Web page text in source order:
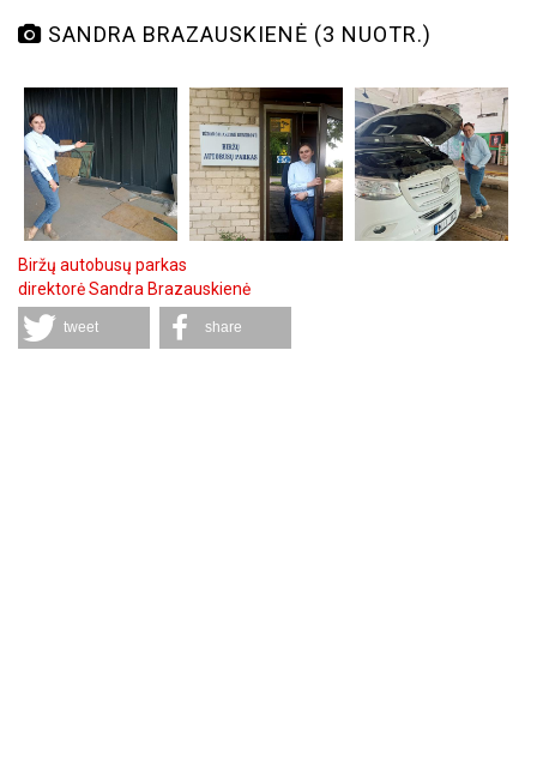
SANDRA BRAZAUSKIENĖ (3 NUOTR.)
Biržų autobusų parkas
direktorė Sandra Brazauskienė
tweet share